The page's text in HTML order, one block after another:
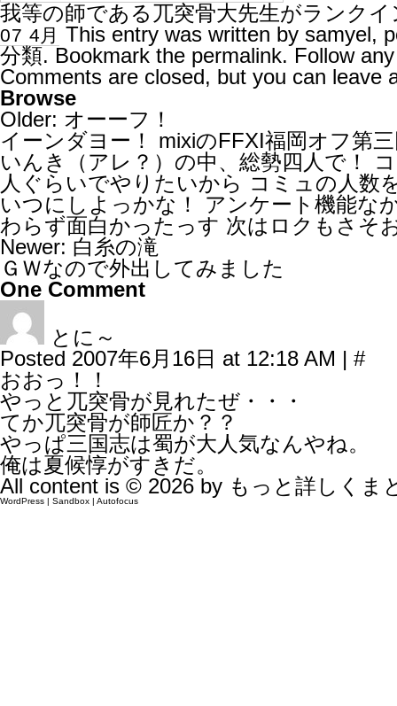
我等の師である兀突骨大先生がランク
07 4月 This entry was written by samyel,
分類. Bookmark the permalink. Follow
Comments are closed, but you can leave
Browse
Older: オーーフ！
イーンダヨー！ mixiのFFXI福岡オフ第
いんき（アレ？）の中、総勢四人で！
人ぐらいでやりたいから コミュの人数
いつにしよっかな！ アンケート機能な
わらず面白かったっす 次はロクもさそ
Newer: 白糸の滝
ＧＷなので外出してみました
One Comment
とに～
Posted 2007年6月16日 at 12:18 AM | #
おおっ！！
やっと兀突骨が見れたぜ・・・
てか兀突骨が師匠か？？
やっぱ三国志は蜀が大人気なんやね。
俺は夏候惇がすきだ。
All content is © 2026 by もっと詳しくま
WordPress | Sandbox | Autofocus